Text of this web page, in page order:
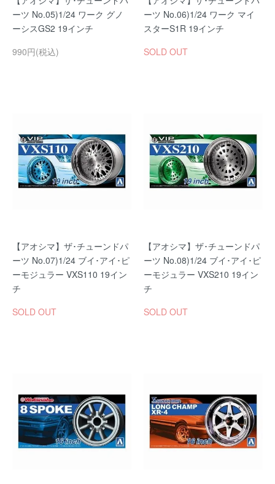
ーツ No.05)1/24 ワーク グノ
ーシスGS2 19インチ
990円(税込)
ーツ No.06)1/24 ワーク マイ
スターS1R 19インチ
SOLD OUT
【アオシマ】ザ･チューンドパ
ーツ No.07)1/24 ブイ･アイ･ピ
ーモジュラー VXS110 19イン
チ
SOLD OUT
【アオシマ】ザ･チューンドパ
ーツ No.08)1/24 ブイ･アイ･ピ
ーモジュラー VXS210 19イン
チ
SOLD OUT